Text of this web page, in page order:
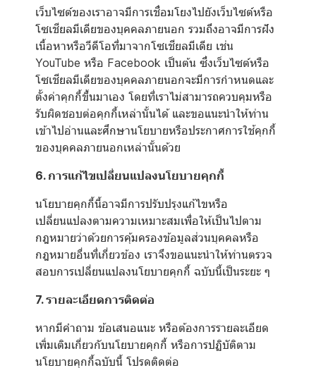
เว็บไซต์ของเราอาจมีการเชื่อมโยงไปยังเว็บไซต์หรือ
โซเชียลมีเดียของบุคคลภายนอก รวมถึงอาจมีการฝัง
เนื้อหาหรือวีดีโอที่มาจากโซเชียลมีเดีย เช่น
YouTube หรือ Facebook เป็นต้น ซึ่งเว็บไซต์หรือ
โซเชียลมีเดียของบุคคลภายนอกจะมีการกำหนดและ
ตั้งค่าคุกกี้ขึ้นมาเอง โดยที่เราไม่สามารถควบคุมหรือ
รับผิดชอบต่อคุกกี้เหล่านั้นได้ และขอแนะนำให้ท่าน
เข้าไปอ่านและศึกษานโยบายหรือประกาศการใช้คุกกี้
ของบุคคลภายนอกเหล่านั้นด้วย
6. การแก้ไขเปลี่ยนแปลงนโยบายคุกกี้
นโยบายคุกกี้นี้อาจมีการปรับปรุงแก้ไขหรือ
เปลี่ยนแปลงตามความเหมาะสมเพื่อให้เป็นไปตาม
กฎหมายว่าด้วยการคุ้มครองข้อมูลส่วนบุคคลหรือ
กฎหมายอื่นที่เกี่ยวข้อง เราจึงขอแนะนำให้ท่านตรวจ
สอบการเปลี่ยนแปลงนโยบายคุกกี้ ฉบับนี้เป็นระยะ ๆ
7. รายละเอียดการติดต่อ
หากมีคำถาม ข้อเสนอแนะ หรือต้องการรายละเอียด
เพิ่มเติมเกี่ยวกับนโยบายคุกกี้ หรือการปฏิบัติตาม
นโยบายคุกกี้ฉบับนี้ โปรดติดต่อ